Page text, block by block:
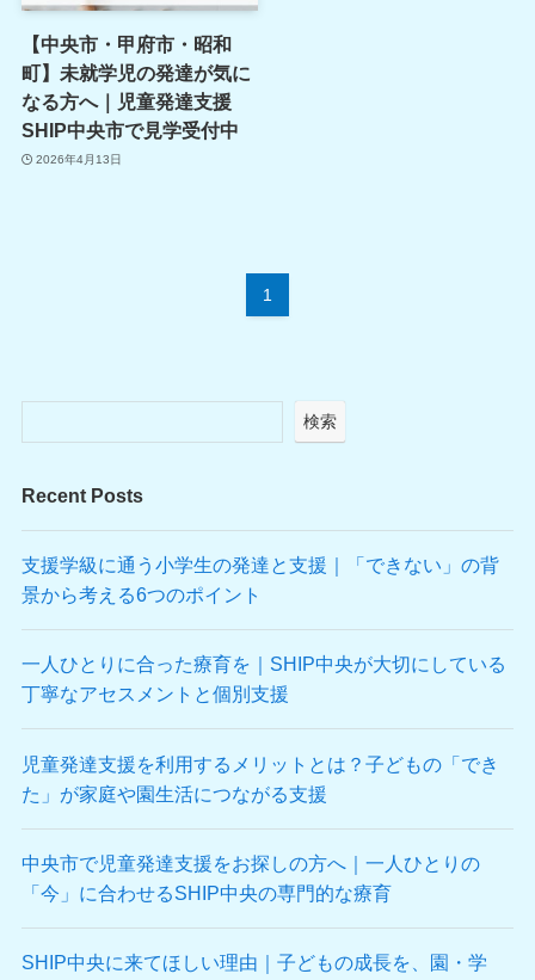
【中央市・甲府市・昭和
町】未就学児の発達が気に
なる方へ｜児童発達支援
SHIP中央市で見学受付中
2026年4月13日
1
検索
Recent Posts
支援学級に通う小学生の発達と支援｜「できない」の背
景から考える6つのポイント
一人ひとりに合った療育を｜SHIP中央が大切にしている
丁寧なアセスメントと個別支援
児童発達支援を利用するメリットとは？子どもの「でき
た」が家庭や園生活につながる支援
中央市で児童発達支援をお探しの方へ｜一人ひとりの
「今」に合わせるSHIP中央の専門的な療育
SHIP中央に来てほしい理由｜子どもの成長を、園・学